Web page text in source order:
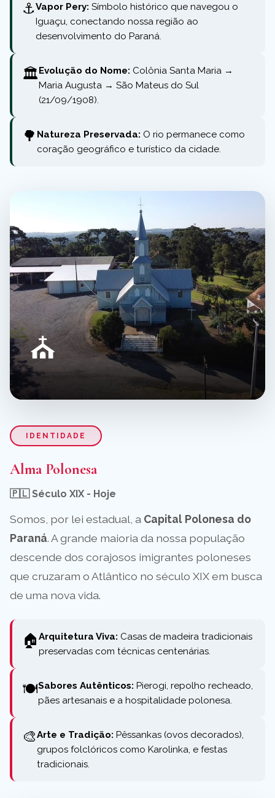
⚓Vapor Pery: Símbolo histórico que navegou o
Iguaçu, conectando nossa região ao
desenvolvimento do Paraná.
🏛️Evolução do Nome: Colônia Santa Maria →
Maria Augusta → São Mateus do Sul
(21/09/1908).
🌳 Natureza Preservada: O rio permanece como
coração geográfico e turístico da cidade.
⛪
IDENTIDADE
Alma Polonesa
🇵🇱 Século XIX - Hoje
Somos, por lei estadual, a Capital Polonesa do
Paraná. A grande maioria da nossa população
descende dos corajosos imigrantes poloneses
que cruzaram o Atlântico no século XIX em busca
de uma nova vida.
🏠 Arquitetura Viva: Casas de madeira tradicionais
preservadas com técnicas centenárias.
🍽️Sabores Autênticos: Pierogi, repolho recheado,
pães artesanais e a hospitalidade polonesa.
🎨Arte e Tradição: Pêssankas (ovos decorados),
grupos folclóricos como Karolinka, e festas
tradicionais.